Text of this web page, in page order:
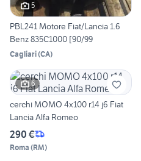
5
PBL241 Motore Fiat/Lancia 1.6
Benz 835C1000 [90/99
Cagliari(CA)
6
cerchi MOMO 4x100 r14 j6 Fiat
Lancia Alfa Romeo
290 €
Roma (RM)